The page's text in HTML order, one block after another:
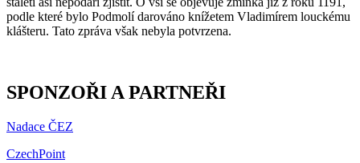
podle které bylo Podmolí darováno knížetem Vladimírem louckému
klášteru. Tato zpráva však nebyla potvrzena.
SPONZOŘI A PARTNEŘI
Nadace ČEZ
CzechPoint